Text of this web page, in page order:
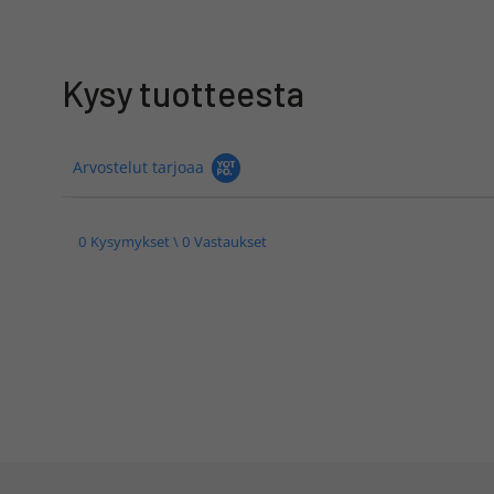
Kysy tuotteesta
Arvostelut tarjoaa
0 Kysymykset \ 0 Vastaukset